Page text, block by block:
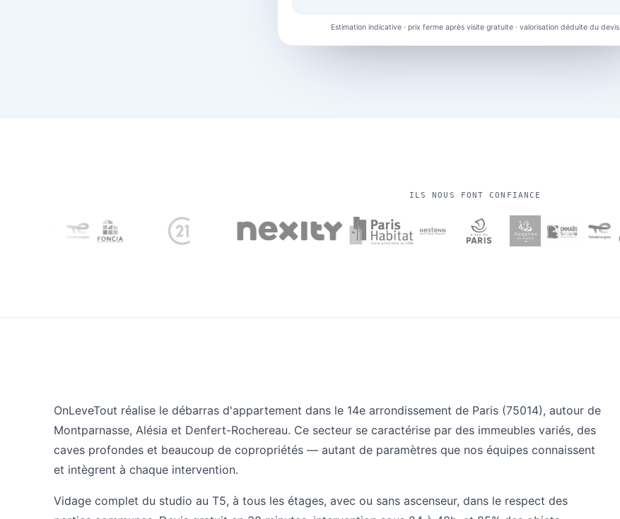
Estimation indicative · prix ferme après visite gratuite · valorisation déduite du devis
ILS NOUS FONT CONFIANCE
OnLeveTout réalise le débarras d'appartement dans le 14e arrondissement de Paris (75014), autour de
Montparnasse, Alésia et Denfert-Rochereau. Ce secteur se caractérise par des immeubles variés, des
caves profondes et beaucoup de copropriétés — autant de paramètres que nos équipes connaissent
et intègrent à chaque intervention.
Vidage complet du studio au T5, à tous les étages, avec ou sans ascenseur, dans le respect des